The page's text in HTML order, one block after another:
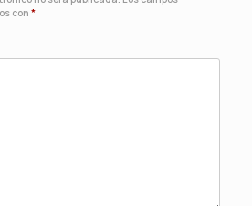
con *